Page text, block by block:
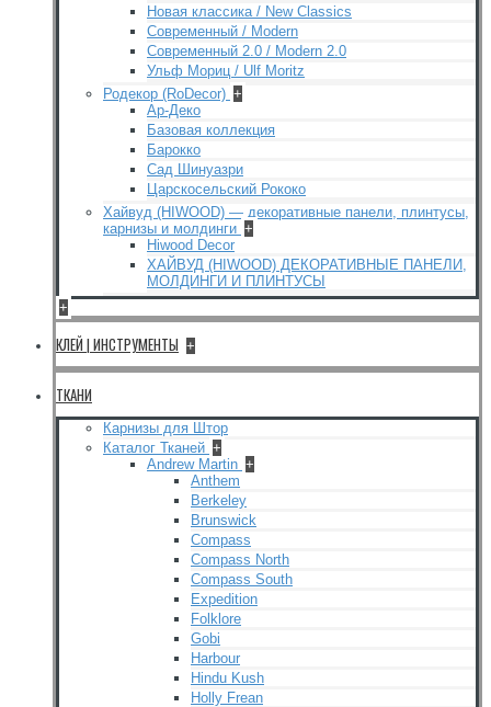
Новая классика / New Classics
Современный / Modern
Современный 2.0 / Modern 2.0
Ульф Мориц / Ulf Moritz
Родекор (RoDecor) +
Ар-Деко
Базовая коллекция
Барокко
Сад Шинуазри
Царскосельский Рококо
Хайвуд (HIWOOD) — декоративные панели, плинтусы,
карнизы и молдинги +
Hiwood Decor
ХАЙВУД (HIWOOD) ДЕКОРАТИВНЫЕ ПАНЕЛИ,
МОЛДИНГИ И ПЛИНТУСЫ
+
КЛЕЙ | ИНСТРУМЕНТЫ +
ТКАНИ
Карнизы для Штор
Каталог Тканей +
Andrew Martin +
Anthem
Berkeley
Brunswick
Compass
Compass North
Compass South
Expedition
Folklore
Gobi
Harbour
Hindu Kush
Holly Frean